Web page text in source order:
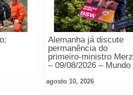
Alemanha já discute
permanência do
primeiro-ministro Merz
– 09/08/2026 – Mundo
agosto 10, 2026